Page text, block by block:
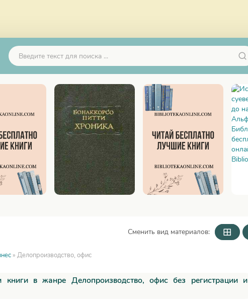
Сменить вид материалов:
» Делопроизводство, офис
книги в жанре Делопроизводство, офис без регистрации и